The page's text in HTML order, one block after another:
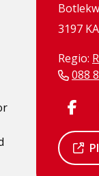
3197
Regio:
088
Dit
is
een is